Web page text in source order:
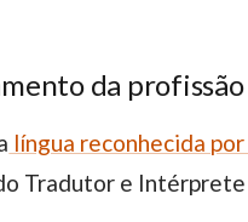
da
língua reconhecida
Tradutor e Intérprete